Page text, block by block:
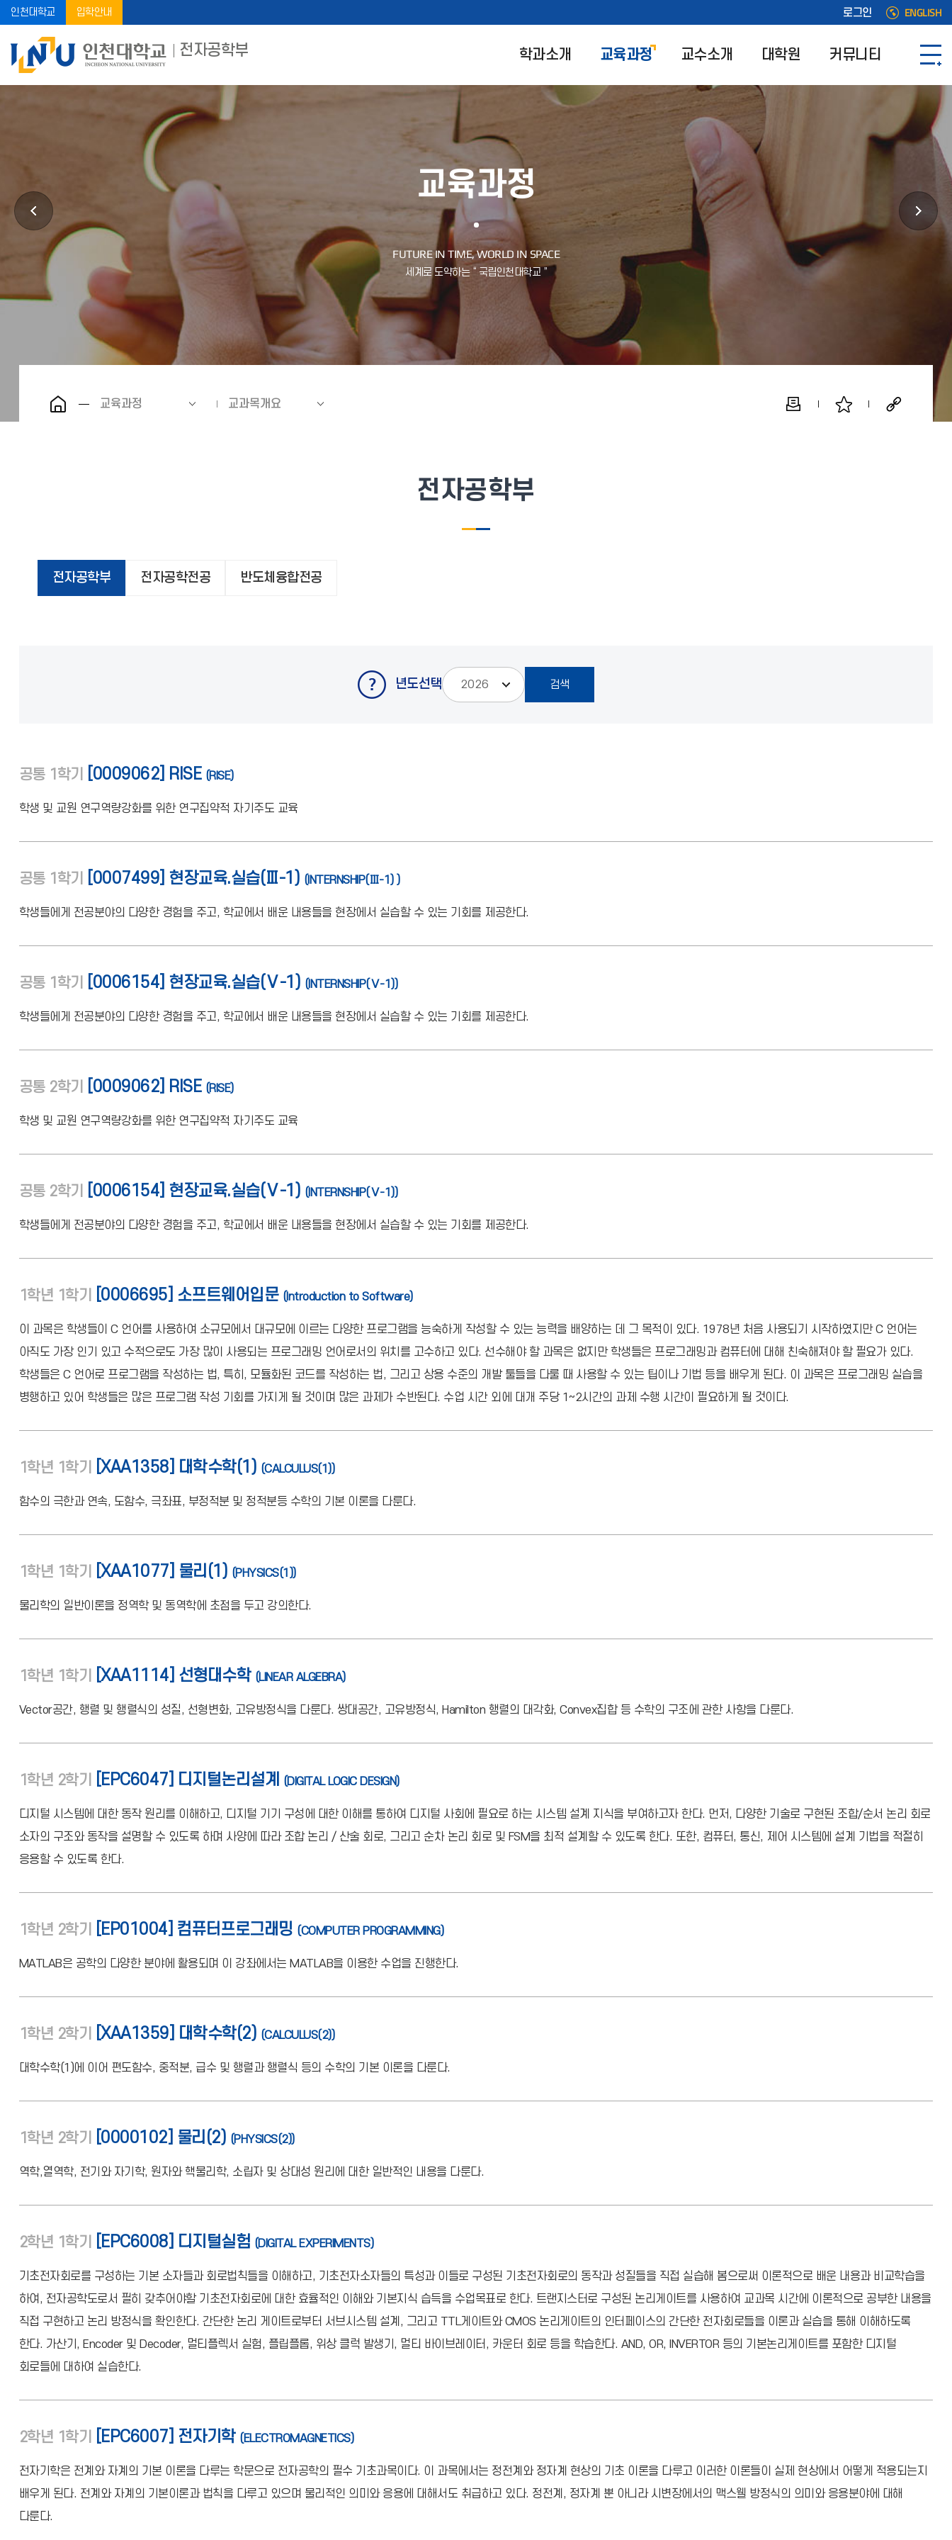
인천대학교 입학안내 로그인 ENGLISH
전자공학부 학과소개 교육과정 교수소개 대학원 커뮤니티
교육과정
교육과정 교과목개요
전자공학부
전자공학부 전자공학전공 반도체융합전공
년도선택
공통 1학기 [0009062] RISE (RISE)
학생 및 교원 연구역량강화를 위한 연구집약적 자기주도 교육
공통 1학기 [0007499] 현장교육.실습(Ⅲ-1) (INTERNSHIP(Ⅲ-1) )
학생들에게 전공분야의 다양한 경험을 주고, 학교에서 배운 내용들을 현장에서 실습할 수 있는 기회를 제공한다.
공통 1학기 [0006154] 현장교육.실습(Ⅴ-1) (INTERNSHIP(Ⅴ-1))
학생들에게 전공분야의 다양한 경험을 주고, 학교에서 배운 내용들을 현장에서 실습할 수 있는 기회를 제공한다.
공통 2학기 [0009062] RISE (RISE)
학생 및 교원 연구역량강화를 위한 연구집약적 자기주도 교육
공통 2학기 [0006154] 현장교육.실습(Ⅴ-1) (INTERNSHIP(Ⅴ-1))
학생들에게 전공분야의 다양한 경험을 주고, 학교에서 배운 내용들을 현장에서 실습할 수 있는 기회를 제공한다.
1학년 1학기 [0006695] 소프트웨어입문 (Introduction to Software)
이 과목은 학생들이 C 언어를 사용하여 소규모에서 대규모에 이르는 다양한 프로그램을 능숙하게 작성할 수 있는 능력을 배양하는 데 그 목적이 있다. 1978년 처음 사용되기 시작하였지만 C 언어는
아직도 가장 인기 있고 수적으로도 가장 많이 사용되는 프로그래밍 언어로서의 위치를 고수하고 있다. 선수해야 할 과목은 없지만 학생들은 프로그래밍과 컴퓨터에 대해 친숙해져야 할 필요가 있다.
학생들은 C 언어로 프로그램을 작성하는 법, 특히, 모듈화된 코드를 작성하는 법, 그리고 상용 수준의 개발 툴들을 다룰 때 사용할 수 있는 팁이나 기법 등을 배우게 된다. 이 과목은 프로그래밍 실습을
병행하고 있어 학생들은 많은 프로그램 작성 기회를 가지게 될 것이며 많은 과제가 수반된다. 수업 시간 외에 대개 주당 1~2시간의 과제 수행 시간이 필요하게 될 것이다.
1학년 1학기 [XAA1358] 대학수학(1) (CALCULUS(1))
함수의 극한과 연속, 도함수, 극좌표, 부정적분 및 정적분등 수학의 기본 이론을 다룬다.
1학년 1학기 [XAA1077] 물리(1) (PHYSICS(1))
물리학의 일반이론을 정역학 및 동역학에 초점을 두고 강의한다.
1학년 1학기 [XAA1114] 선형대수학 (LINEAR ALGEBRA)
Vector공간, 행렬 및 행렬식의 성질, 선형변화, 고유방정식을 다룬다. 쌍대공간, 고유방정식, Hamilton 행렬의 대각화, Convex집합 등 수학의 구조에 관한 사항을 다룬다.
1학년 2학기 [EPC6047] 디지털논리설계 (DIGITAL LOGIC DESIGN)
디지털 시스템에 대한 동작 원리를 이해하고, 디지털 기기 구성에 대한 이해를 통하여 디지털 사회에 필요로 하는 시스템 설계 지식을 부여하고자 한다. 먼저, 다양한 기술로 구현된 조합/순서 논리 회로
소자의 구조와 동작을 설명할 수 있도록 하며 사양에 따라 조합 논리 / 산술 회로, 그리고 순차 논리 회로 및 FSM을 최적 설계할 수 있도록 한다. 또한, 컴퓨터, 통신, 제어 시스템에 설계 기법을 적절히
응용할 수 있도록 한다.
1학년 2학기 [EP01004] 컴퓨터프로그래밍 (COMPUTER PROGRAMMING)
MATLAB은 공학의 다양한 분야에 활용되며 이 강좌에서는 MATLAB을 이용한 수업을 진행한다.
1학년 2학기 [XAA1359] 대학수학(2) (CALCULUS(2))
대학수학(1)에 이어 편도함수, 중적분, 급수 및 행렬과 행렬식 등의 수학의 기본 이론을 다룬다.
1학년 2학기 [0000102] 물리(2) (PHYSICS(2))
역학,열역학, 전기와 자기학, 원자와 핵물리학, 소립자 및 상대성 원리에 대한 일반적인 내용을 다룬다.
2학년 1학기 [EPC6008] 디지털실험 (DIGITAL EXPERIMENTS)
기초전자회로를 구성하는 기본 소자들과 회로법칙들을 이해하고, 기초전자소자들의 특성과 이들로 구성된 기초전자회로의 동작과 성질들을 직접 실습해 봄으로써 이론적으로 배운 내용과 비교학습을
하여, 전자공학도로서 필히 갖추어야할 기초전자회로에 대한 효율적인 이해와 기본지식 습득을 수업목표로 한다. 트랜지스터로 구성된 논리게이트를 사용하여 교과목 시간에 이론적으로 공부한 내용을
직접 구현하고 논리 방정식을 확인한다. 간단한 논리 게이트로부터 서브시스템 설계, 그리고 TTL게이트와 CMOS 논리게이트의 인터페이스의 간단한 전자회로들을 이론과 실습을 통해 이해하도록
한다. 가산기, Encoder 및 Decoder, 멀티플렉서 실험, 플립플롭, 위상 클럭 발생기, 멀티 바이브레이터, 카운터 회로 등을 학습한다. AND, OR, INVERTOR 등의 기본논리게이트를 포함한 디지털
회로들에 대하여 실습한다.
2학년 1학기 [EPC6007] 전자기학 (ELECTROMAGNETICS)
전자기학은 전계와 자계의 기본 이론을 다루는 학문으로 전자공학의 필수 기초과목이다. 이 과목에서는 정전계와 정자계 현상의 기초 이론을 다루고 이러한 이론들이 실제 현상에서 어떻게 적용되는지
배우게 된다. 전계와 자계의 기본이론과 법칙을 다루고 있으며 물리적인 의미와 응용에 대해서도 취급하고 있다. 정전계, 정자계 뿐 아니라 시변장에서의 맥스웰 방정식의 의미와 응용분야에 대해
다룬다.